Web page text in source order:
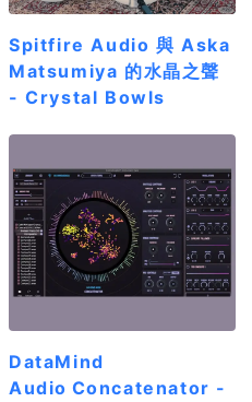
Spitfire Audio 與 Aska
Matsumiya 的水晶之聲
- Crystal Bowls
DataMind
Audio Concatenator -